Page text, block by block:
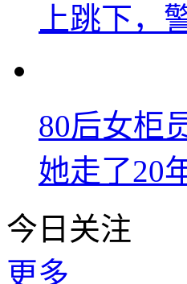
上跳下，
80后女柜
她走了20
今日关注
更多